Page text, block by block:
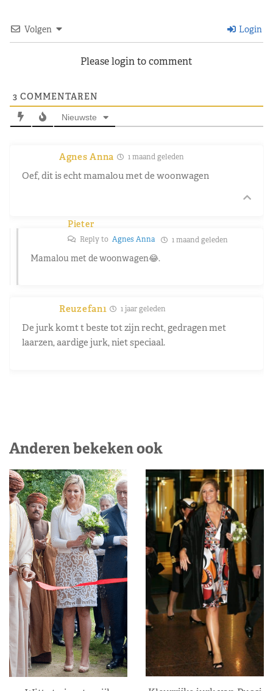
Volgen Login
Please login to comment
3 COMMENTAREN
Nieuwste
Agnes Anna 1 maand geleden
Oef, dit is echt mamalou met de woonwagen
Pieter
Reply to Agnes Anna 1 maand geleden
Mamalou met de woonwagen😂.
Reuzefan1 1 jaar geleden
De jurk komt t beste tot zijn recht, gedragen met
laarzen, aardige jurk, niet speciaal.
Anderen bekeken ook